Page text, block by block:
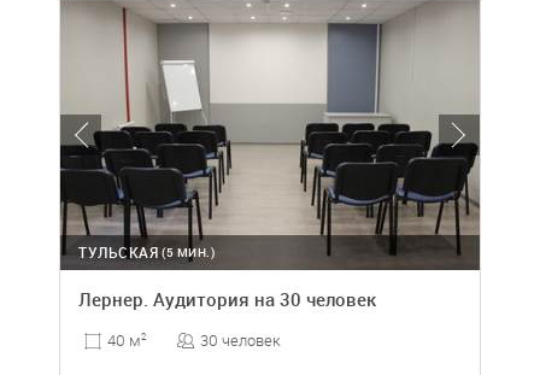
(5 МИН.)
ТУЛЬСКАЯ
Лернер. Аудитория на 30 человек
40 м2 30 человек